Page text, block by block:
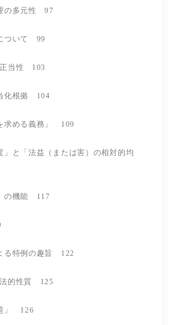
の多元性 97
ついて 99
当性 103
化根拠 104
める義務」 109
と「法益（または害）の相対的均
の機能 117
特例の趣旨 122
的性質 125
」 126